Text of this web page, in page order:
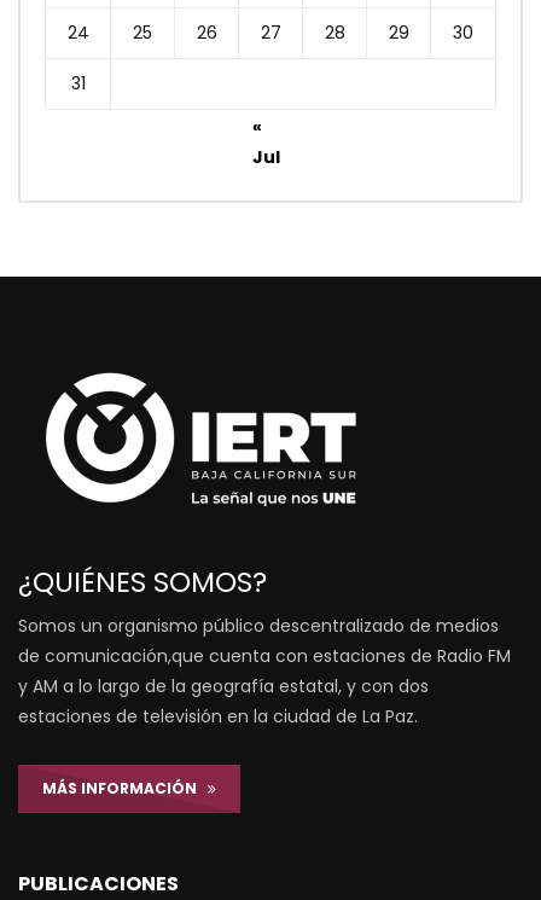
24 25 26 27 28 29 30
31
«
Jul
¿QUIÉNES SOMOS?
Somos un organismo público descentralizado de medios
de comunicación,que cuenta con estaciones de Radio FM
y AM a lo largo de la geografía estatal, y con dos
estaciones de televisión en la ciudad de La Paz.
MÁS INFORMACIÓN
PUBLICACIONES